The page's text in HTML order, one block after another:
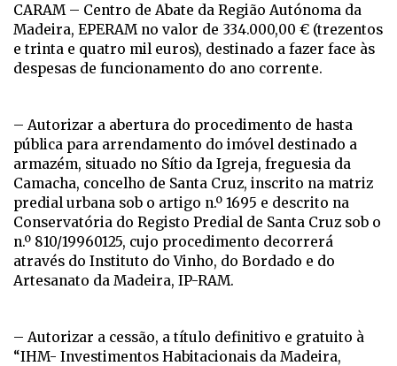
CARAM – Centro de Abate da Região Autónoma da
Madeira, EPERAM no valor de 334.000,00 € (trezentos
e trinta e quatro mil euros), destinado a fazer face às
despesas de funcionamento do ano corrente.
– Autorizar a abertura do procedimento de hasta
pública para arrendamento do imóvel destinado a
armazém, situado no Sítio da Igreja, freguesia da
Camacha, concelho de Santa Cruz, inscrito na matriz
predial urbana sob o artigo n.º 1695 e descrito na
Conservatória do Registo Predial de Santa Cruz sob o
n.º 810/19960125, cujo procedimento decorrerá
através do Instituto do Vinho, do Bordado e do
Artesanato da Madeira, IP-RAM.
– Autorizar a cessão, a título definitivo e gratuito à
“IHM- Investimentos Habitacionais da Madeira,